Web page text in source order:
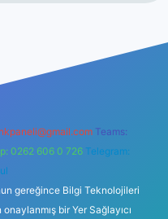
Teams:
0262 606 0 726 Telegram:
gereğince Bilgi Teknolojileri
bir Yer Sağlayıcı